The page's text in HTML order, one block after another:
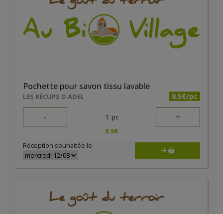
Pochette pour savon tissu lavable
LES RÉCUPS D ADEL 8.5€/pc
- 1 pc +
8.5€
Réception souhaitée le